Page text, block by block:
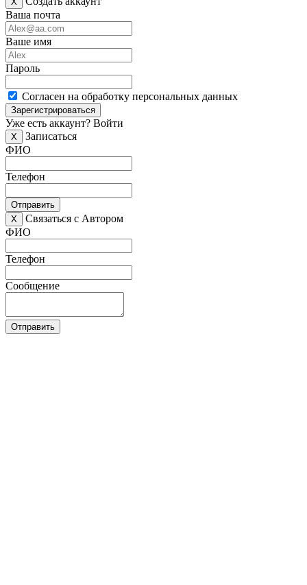
Ваша почта
Ваше имя
Пароль
Согласен на обработку персональных данных
Зарегистрироваться
Уже есть аккаунт? Войти
X
Записаться
ФИО
Телефон
Отправить
X
Связаться с Автором
ФИО
Телефон
Сообщение
Отправить